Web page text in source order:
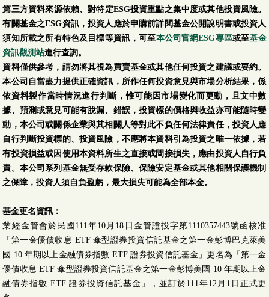
第三方資料來源依賴、對特定ESG投資重點之集中度或其他投資風險。
有關基金之ESG資訊，投資人應於申購前詳閱基金公開說明書或投資人
須知所載之所有特色及目標等資訊，可至本公司官網ESG專區或至基金
資訊觀測站進行查詢。
資料僅供參考，請勿將其視為買賣基金或其他任何投資之建議或要約。
本公司自當盡力提供正確資訊，所作任何投資意見與市場分析結果，係
依資料製作當時情況進行判斷，惟可能因市場變化而更動，且文中數
據、預測或意見可能有脫漏、錯誤，投資標的價格與收益亦可能隨時變
動，本公司或關係企業與其相關人等對此不負任何法律責任，投資人應
自行判斷投資標的、投資風險，不應將本資料引為投資之唯一依據，若
有投資損益或因使用本資料所生之直接或間接損失，應由投資人自行負
責。本公司系列基金無受存款保險、保險安定基金或其他相關保護機制
之保障，投資人須自負盈虧，最大損失可能為全部本金。
基金更名資訊：
業經金管會於民國111年10月18日金管證投字第1110357443號函核准
「第一金優債收息 ETF 傘型證券投資信託基金之第一金彭博巴克萊美
國 10 年期以上金融債券指數 ETF 證券投資信託基金」更名為「第一金
優債收息 ETF 傘型證券投資信託基金之第一金彭博美國 10 年期以上金
融債券指數 ETF 證券投資信託基金」，並訂於111年12月1日正式更